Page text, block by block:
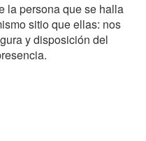
la persona que se halla
sitio que ellas: nos
y disposición del